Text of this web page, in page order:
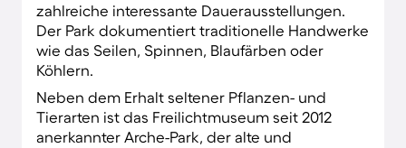
zahlreiche interessante Dauerausstellungen.
Der Park dokumentiert traditionelle Handwerke
wie das Seilen, Spinnen, Blaufärben oder
Köhlern.
Neben dem Erhalt seltener Pflanzen- und
Tierarten ist das Freilichtmuseum seit 2012
anerkannter Arche-Park, der alte und